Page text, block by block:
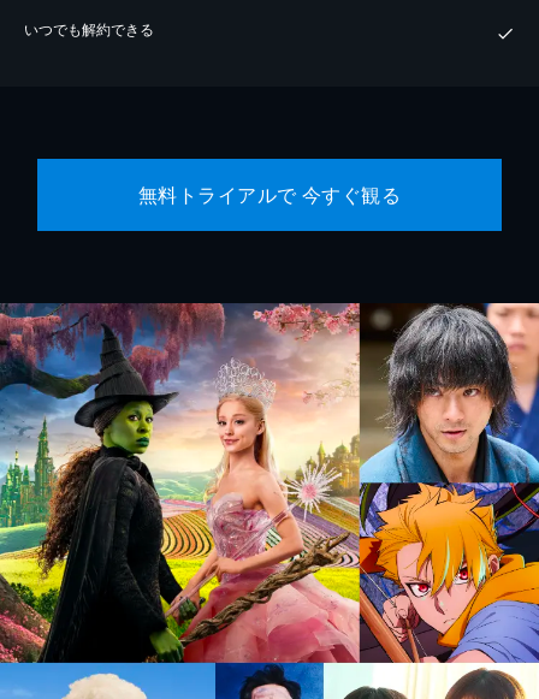
いつでも解約できる
無料トライアルで 今すぐ観る